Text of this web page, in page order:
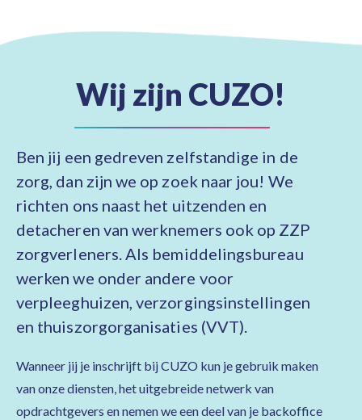
Wij zijn CUZO!
Ben jij een gedreven zelfstandige in de
zorg, dan zijn we op zoek naar jou! We
richten ons naast het uitzenden en
detacheren van werknemers ook op ZZP
zorgverleners. Als bemiddelingsbureau
werken we onder andere voor
verpleeghuizen, verzorgingsinstellingen
en thuiszorgorganisaties (VVT).
Wanneer jij je inschrijft bij CUZO kun je gebruik maken
van onze diensten, het uitgebreide netwerk van
opdrachtgevers en nemen we een deel van je backoffice